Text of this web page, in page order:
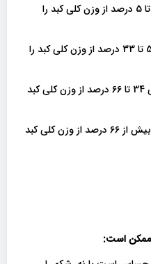
سلول های چربی 0 تا 5 درصد از وزن کلی کبد را
سلول های چربی 5 تا 33 درصد از وزن کلی کبد را
سلول های چربی 34 تا 66 درصد از وزن کلی کبد
سلول های چربی بیش از 66 درصد از وزن کلی کبد
ممکن است: